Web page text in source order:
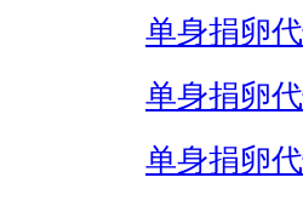
单身捐卵
单身捐卵
单身捐卵